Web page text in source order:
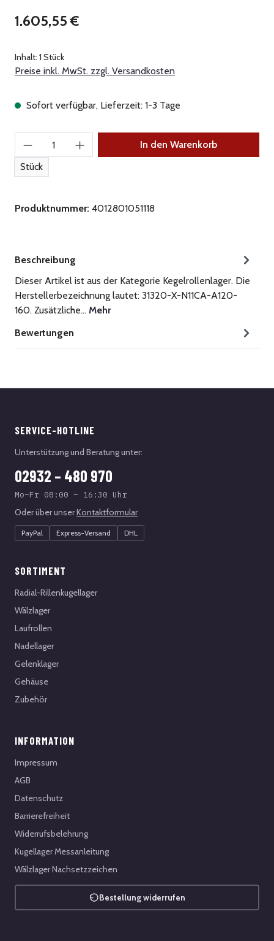
Regulärer Preis:
1.605,55 €
Inhalt: 1 Stück
Preise inkl. MwSt. zzgl. Versandkosten
Sofort verfügbar, Lieferzeit: 1-3 Tage
Produkt Anzahl: Gib den gewünschten Wert
Stück
In den Warenkorb
Produktnummer: 4012801051118
Beschreibung
Dieser Artikel ist aus der Kategorie Kegelrollenlager. Die
Herstellerbezeichnung lautet: 31320-X-N11CA-A120-
160. Zusätzliche… Mehr
Bewertungen
SERVICE-HOTLINE
Unterstützung und Beratung unter:
02932 – 480 970
Mo–Fr 08:00 – 16:30 Uhr
Oder über unserKontaktformular
PayPal Express-Versand DHL
SORTIMENT
Radial-Rillenkugellager
Wälzlager
Laufrollen
Nadellager
Gelenklager
Gehäuse
Zubehör
INFORMATION
Impressum
AGB
Datenschutz
Barrierefreiheit
Widerrufsbelehrung
Kugellager Messanleitung
Wälzlager Nachsetzzeichen
Bestellung widerrufen